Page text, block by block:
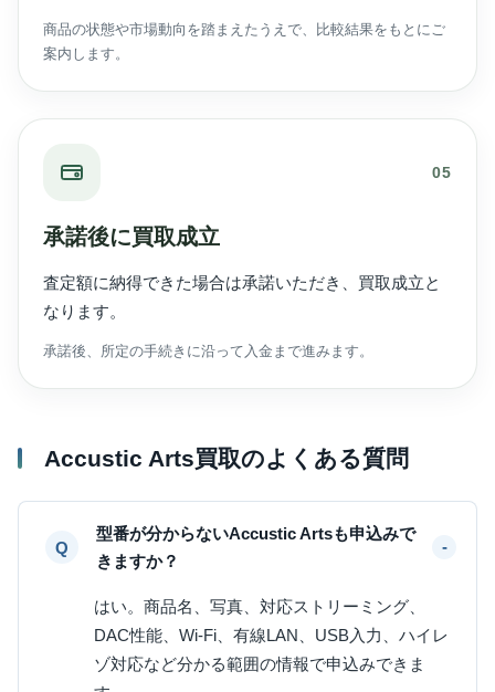
商品の状態や市場動向を踏まえたうえで、比較結果をもとにご
案内します。
05
承諾後に買取成立
査定額に納得できた場合は承諾いただき、買取成立と
なります。
承諾後、所定の手続きに沿って入金まで進みます。
Accustic Arts買取のよくある質問
型番が分からないAccustic Artsも申込みで
きますか？
はい。商品名、写真、対応ストリーミング、
DAC性能、Wi-Fi、有線LAN、USB入力、ハイレ
ゾ対応など分かる範囲の情報で申込みできま